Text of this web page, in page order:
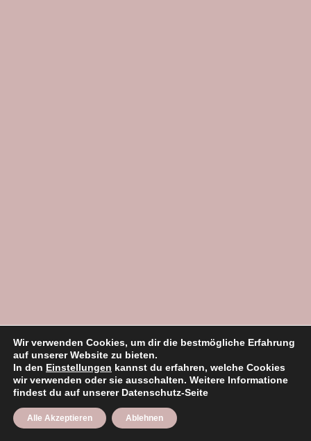
Wir verwenden Cookies, um dir die bestmögliche Erfahrung
auf unserer Website zu bieten.
In den Einstellungen kannst du erfahren, welche Cookies
wir verwenden oder sie ausschalten. Weitere Informatione
findest du auf unserer Datenschutz-Seite
Alle Akzeptieren Ablehnen